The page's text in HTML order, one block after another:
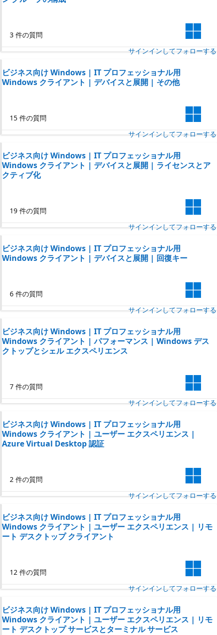
3 件の質問
サインインしてフォローする
ビジネス向け Windows | IT プロフェッショナル用
Windows クライアント | デバイスと展開 | その他
15 件の質問
サインインしてフォローする
ビジネス向け Windows | IT プロフェッショナル用
Windows クライアント | デバイスと展開 | ライセンスとア
クティブ化
19 件の質問
サインインしてフォローする
ビジネス向け Windows | IT プロフェッショナル用
Windows クライアント | デバイスと展開 | 回復キー
6 件の質問
サインインしてフォローする
ビジネス向け Windows | IT プロフェッショナル用
Windows クライアント | パフォーマンス | Windows デス
クトップとシェル エクスペリエンス
7 件の質問
サインインしてフォローする
ビジネス向け Windows | IT プロフェッショナル用
Windows クライアント | ユーザー エクスペリエンス |
Azure Virtual Desktop 認証
2 件の質問
サインインしてフォローする
ビジネス向け Windows | IT プロフェッショナル用
Windows クライアント | ユーザー エクスペリエンス | リモ
ート デスクトップ クライアント
12 件の質問
サインインしてフォローする
ビジネス向け Windows | IT プロフェッショナル用
Windows クライアント | ユーザー エクスペリエンス | リモ
ート デスクトップ サービスとターミナル サービス